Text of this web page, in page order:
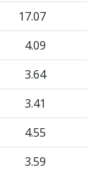
17.07
4.09
3.64
3.41
4.55
3.59